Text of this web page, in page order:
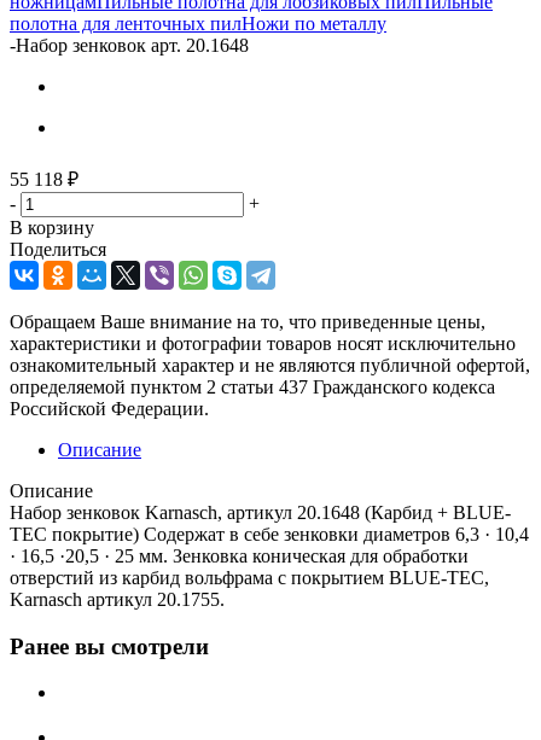
полотна для ленточных пилНожи по металлу
-Набор зенковок арт. 20.1648
55 118 ₽
-
+
В корзину
Поделиться
Обращаем Ваше внимание на то, что приведенные цены,
характеристики и фотографии товаров носят исключительно
ознакомительный характер и не являются публичной офертой,
определяемой пунктом 2 статьи 437 Гражданского кодекса
Российской Федерации.
Описание
Описание
Набор зенковок Karnasch, артикул 20.1648 (Карбид + BLUE-
TEC покрытие) Содержат в себе зенковки диаметров 6,3 · 10,4
· 16,5 ·20,5 · 25 мм. Зенковка коническая для обработки
отверстий из карбид вольфрама с покрытием BLUE-TEC,
Karnasch артикул 20.1755.
Ранее вы смотрели